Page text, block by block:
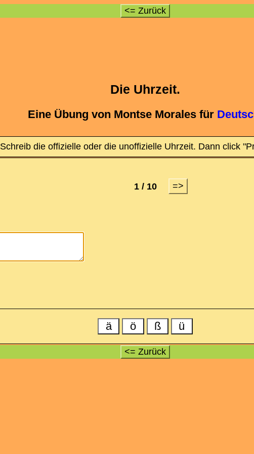
<= Zurück
Die Uhrzeit.
Eine Übung von Montse Morales für
Schreib die offizielle oder die unoffizielle Uhrzeit. Dann click
1 / 10
=>
ä ö ß ü
<= Zurück